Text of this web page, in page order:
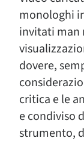
monologhi
invitati man
dovere,
critica e le
e condiviso
strumento,